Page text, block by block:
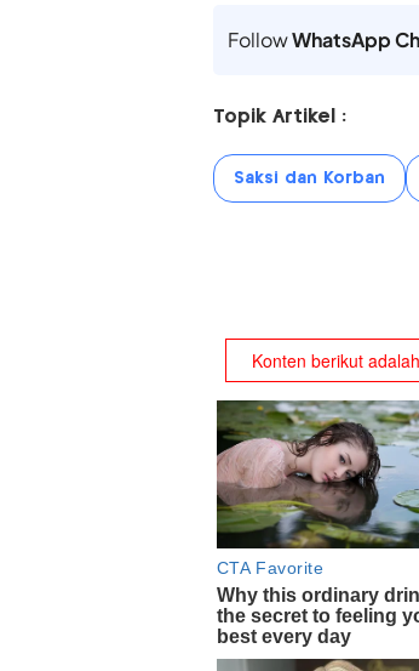
FollowWhatsApp
Topik Artikel :
Saksi dan Korban